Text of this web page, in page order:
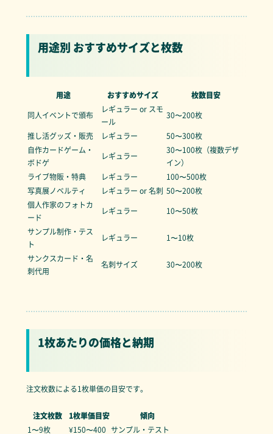
用途別 おすすめサイズと枚数
用途 おすすめサイズ
枚数目安
同人イベントで頒布
レギュラー or スモ
ール
30〜200枚
推し活グッズ・販売
レギュラー
50〜300枚
自作カードゲーム・
ボドゲ
レギュラー
30〜100枚（複数デザ
イン）
ライブ物販・特典
レギュラー
100〜500枚
写真展ノベルティ
レギュラー or 名刺 50〜200枚
個人作家のフォトカ
ード
レギュラー
10〜50枚
サンプル制作・テス
ト
レギュラー
1〜10枚
サンクスカード・名
刺代用
名刺サイズ 30〜200枚
1枚あたりの価格と納期
注文枚数による1枚単価の目安です。
注文枚数 1枚単価目安
傾向
1〜9枚
¥150〜400 サンプル・テスト